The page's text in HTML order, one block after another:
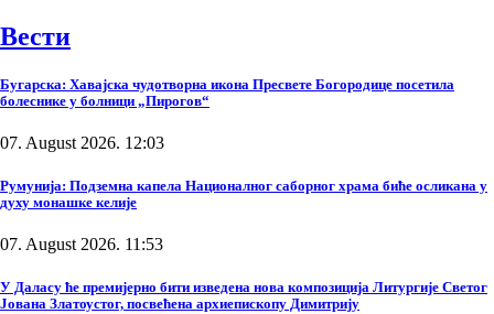
Вести
Бугарска: Хавајска чудотворна икона Пресвете Богородице посетила
болеснике у болници „Пирогов“
07. August 2026. 12:03
Румунија: Подземна капела Националног саборног храма биће осликана у
духу монашке келије
07. August 2026. 11:53
У Даласу ће премијерно бити изведена нова композиција Литургије Светог
Јована Златоустог, посвећена архиепископу Димитрију